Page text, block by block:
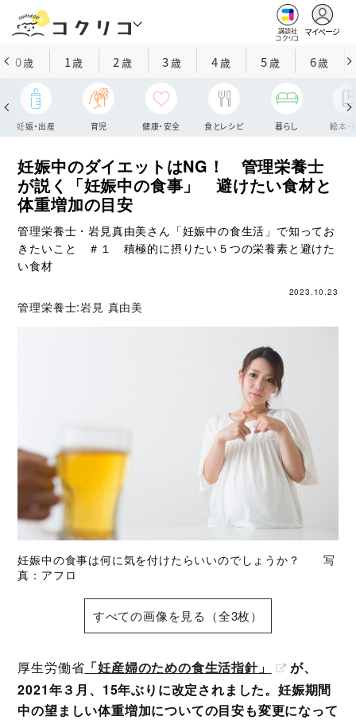
講談社
コクリコ
マイページ
0歳 1歳 2 歳 3歳 4歳 5歳 6歳
妊娠・出産 育児 健康・安全 食とレシピ 暮らし 絵本・
妊娠中のダイエットはNG！ 管理栄養士
が説く「妊娠中の食事」 避けたい食材と
体重増加の目安
管理栄養士・岩見真由美さん「妊娠中の食生活」で知ってお
きたいこと ＃１ 積極的に摂りたい５つの栄養素と避けた
い食材
2023.10.23
管理栄養士:岩見 真由美
妊娠中の食事は何に気を付けたらいいのでしょうか？ 写
真：アフロ
すべての画像を見る（全3枚）
厚生労働省 「妊産婦のための食生活指針」
が、
2021年３月、15年ぶりに改定されました。妊娠期間
中の望ましい体重増加についての目安も変更になって